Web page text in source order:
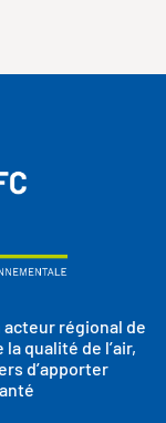
régional de
qualité de l’air,
d’apporter